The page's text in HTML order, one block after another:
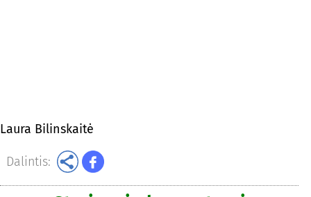
Laura Bilinskaitė
Dalintis: